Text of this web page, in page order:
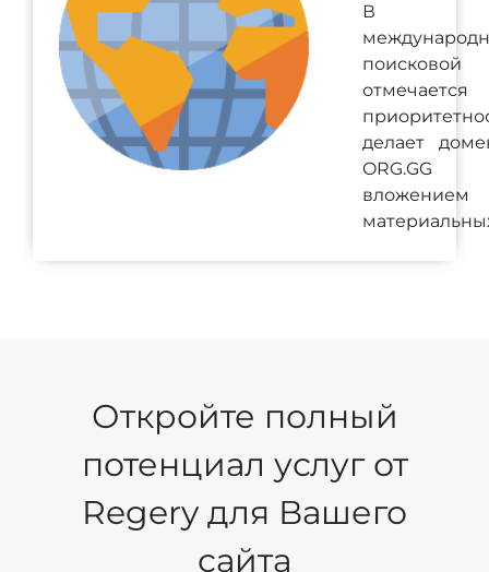
В
отмечается
делает
ORG.GG
вложением
Откройте полный
потенциал услуг от
Regery для Вашего
сайта